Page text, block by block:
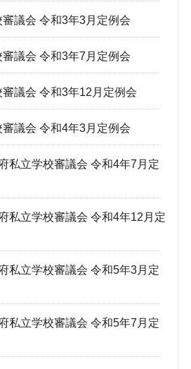
議会 令和3年3月定例会
議会 令和3年7月定例会
議会 令和3年12月定例会
議会 令和4年3月定例会
私立学校審議会 令和4年7月定
私立学校審議会 令和4年12月定
私立学校審議会 令和5年3月定
私立学校審議会 令和5年7月定